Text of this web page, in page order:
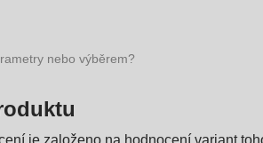
nebo výběrem?